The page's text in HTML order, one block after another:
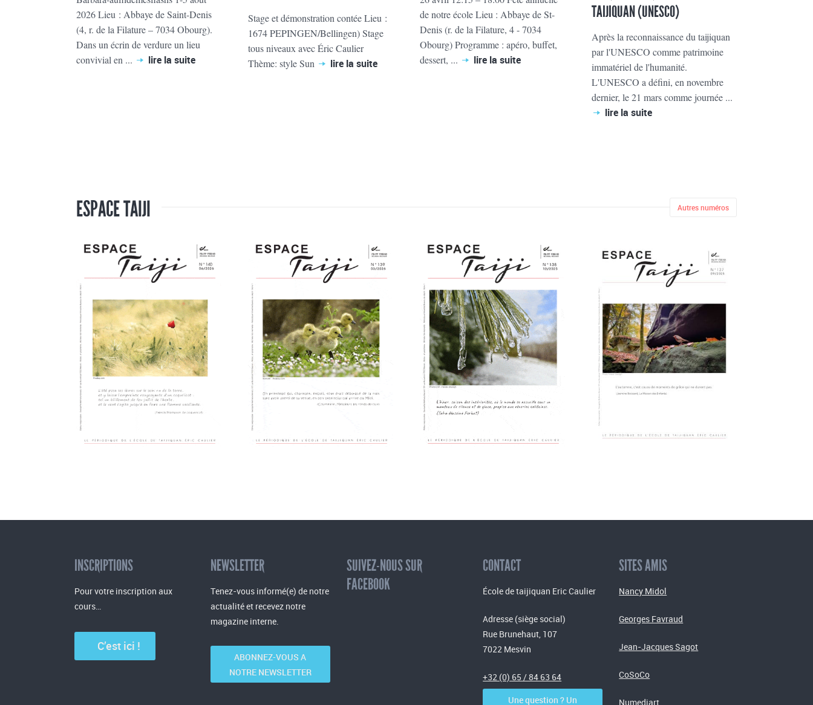
2026 Lieu : Abbaye de Saint-Denis
(4, r. de la Filature – 7034 Obourg).
Dans un écrin de verdure un lieu
convivial en ...
lire la suite
Stage et démonstration contée Lieu :
1674 PEPINGEN/Bellingen) Stage
tous niveaux avec Éric Caulier
Thème: style Sun
lire la suite
de notre école Lieu : Abbaye de St-
Denis (r. de la Filature, 4 - 7034
Obourg) Programme : apéro, buffet,
dessert, ...
lire la suite
TAIJIQUAN (UNESCO)
Après la reconnaissance du taijiquan
par l'UNESCO comme patrimoine
immatériel de l'humanité.
L'UNESCO a défini, en novembre
dernier, le 21 mars comme journée ...
lire la suite
ESPACE TAIJI Autres numéros
INSCRIPTIONS
Pour votre inscription aux
cours…
C’est ici !
NEWSLETTER
Tenez-vous informé(e) de notre
actualité et recevez notre
magazine interne.
ABONNEZ-VOUS A
NOTRE NEWSLETTER
SUIVEZ-NOUS SUR
FACEBOOK
CONTACT
École de taijiquan Eric Caulier
Adresse (siège social)
Rue Brunehaut, 107
7022 Mesvin
+32 (0) 65 / 84 63 64
Une question ? Un
SITES AMIS
Nancy Midol
Georges Favraud
Jean-Jacques Sagot
CoSoCo
Numediart